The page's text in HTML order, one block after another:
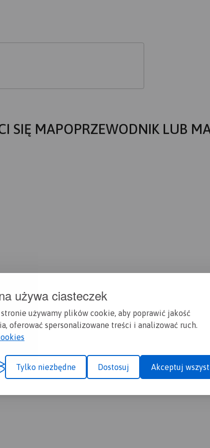
używa ciasteczek
stronie używamy plików cookie, aby poprawić jakość
oferować spersonalizowane treści i analizować ruch.
Tylko niezbędne Dostosuj Akceptuj
SIĘ MAPOPRZEWODNIK LUB